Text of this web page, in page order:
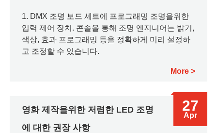
1. DMX 조명 보드 세트에 프로그래밍 조명을위한
입력 제어 장치. 콘솔을 통해 조명 엔지니어는 밝기,
색상, 효과 프로그래밍 등을 정확하게 미리 설정하
고 조정할 수 있습니다.
More
영화 제작을위한 저렴한 LED 조명
에 대한 권장 사항
27
Apr